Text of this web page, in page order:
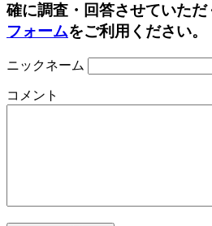
確に調査・回答させていただ
フォームをご利用ください。
ニックネーム
コメント